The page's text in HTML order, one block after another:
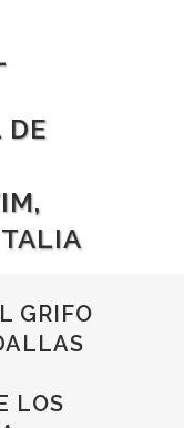
DE
GRIFO
LOS